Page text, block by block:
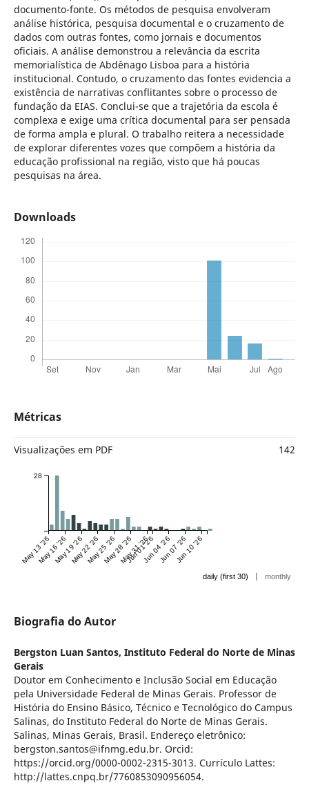
documento-fonte. Os métodos de pesquisa envolveram
análise histórica, pesquisa documental e o cruzamento de
dados com outras fontes, como jornais e documentos
oficiais. A análise demonstrou a relevância da escrita
memorialística de Abdênago Lisboa para a história
institucional. Contudo, o cruzamento das fontes evidencia a
existência de narrativas conflitantes sobre o processo de
fundação da EIAS. Conclui-se que a trajetória da escola é
complexa e exige uma crítica documental para ser pensada
de forma ampla e plural. O trabalho reitera a necessidade
de explorar diferentes vozes que compõem a história da
educação profissional na região, visto que há poucas
pesquisas na área.
Downloads
Métricas
Visualizações em PDF 142
May 13 '26May 16 '26May 19 '26May 22 '26May 25 '26May 28 '26May 31 '26
Jun 01 '26Jun 04 '26Jun 07 '26Jun 10 '26
28
daily (first 30) | monthly
Biografia do Autor
Bergston Luan Santos, Instituto Federal do Norte de Minas
Gerais
Doutor em Conhecimento e Inclusão Social em Educação
pela Universidade Federal de Minas Gerais. Professor de
História do Ensino Básico, Técnico e Tecnológico do Campus
Salinas, do Instituto Federal do Norte de Minas Gerais.
Salinas, Minas Gerais, Brasil. Endereço eletrônico:
bergston.santos@ifnmg.edu.br. Orcid:
https://orcid.org/0000-0002-2315-3013. Currículo Lattes:
http://lattes.cnpq.br/7760853090956054.